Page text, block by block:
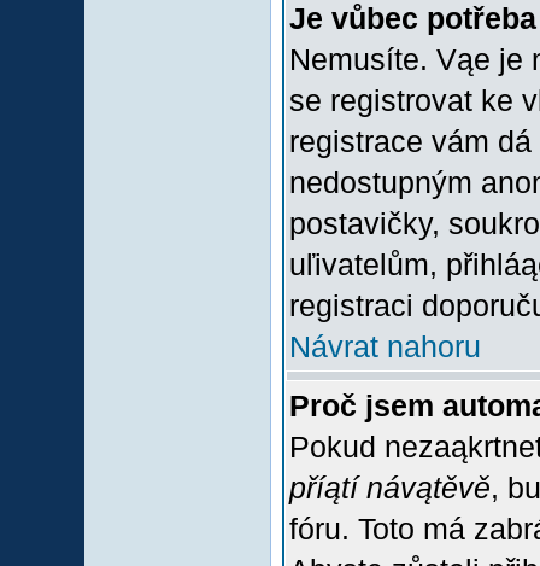
Je vůbec
Nemusíte. Vąe je
se registrovat ke
registrace vám
nedostupným
postavičky,
uľivatelům,
registraci
Návrat nahoru
Proč jsem
Pokud
příątí návątěvě,
fóru. Toto má